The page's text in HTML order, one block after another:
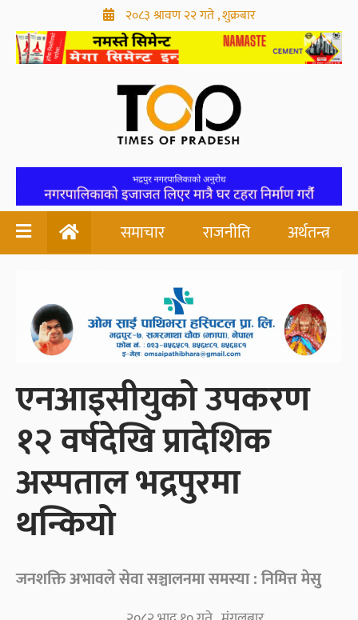
२०८३ श्रावण २२ गते , शुक्रबार
समाचार राजनीति अर्थतन्त्र
एनआइसीयुको उपकरण
१२ वर्षदेखि प्रादेशिक
अस्पताल भद्रपुरमा
थन्कियो
जनशक्ति अभावले सेवा सञ्चालनमा समस्या : निमित्त मेसु